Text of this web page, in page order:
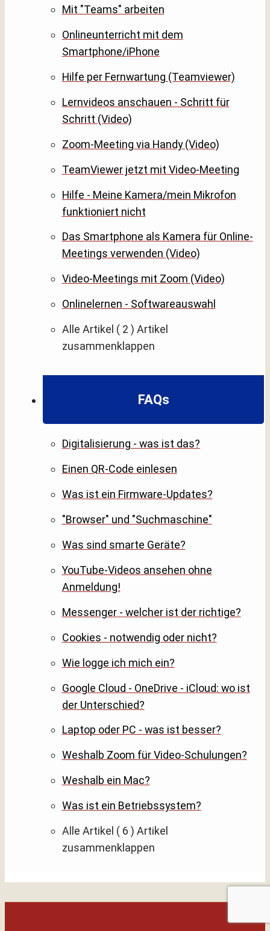
Mit "Teams" arbeiten
Onlineunterricht mit dem
Smartphone/iPhone
Hilfe per Fernwartung (Teamviewer)
Lernvideos anschauen - Schritt für
Schritt (Video)
Zoom-Meeting via Handy (Video)
TeamViewer jetzt mit Video-Meeting
Hilfe - Meine Kamera/mein Mikrofon
funktioniert nicht
Das Smartphone als Kamera für Online-
Meetings verwenden (Video)
Video-Meetings mit Zoom (Video)
Onlinelernen - Softwareauswahl
Alle Artikel ( 2 ) Artikel
zusammenklappen
FAQs
Digitalisierung - was ist das?
Einen QR-Code einlesen
Was ist ein Firmware-Updates?
"Browser" und "Suchmaschine"
Was sind smarte Geräte?
YouTube-Videos ansehen ohne
Anmeldung!
Messenger - welcher ist der richtige?
Cookies - notwendig oder nicht?
Wie logge ich mich ein?
Google Cloud - OneDrive - iCloud: wo ist
der Unterschied?
Laptop oder PC - was ist besser?
Weshalb Zoom für Video-Schulungen?
Weshalb ein Mac?
Was ist ein Betriebssystem?
Alle Artikel ( 6 ) Artikel
zusammenklappen